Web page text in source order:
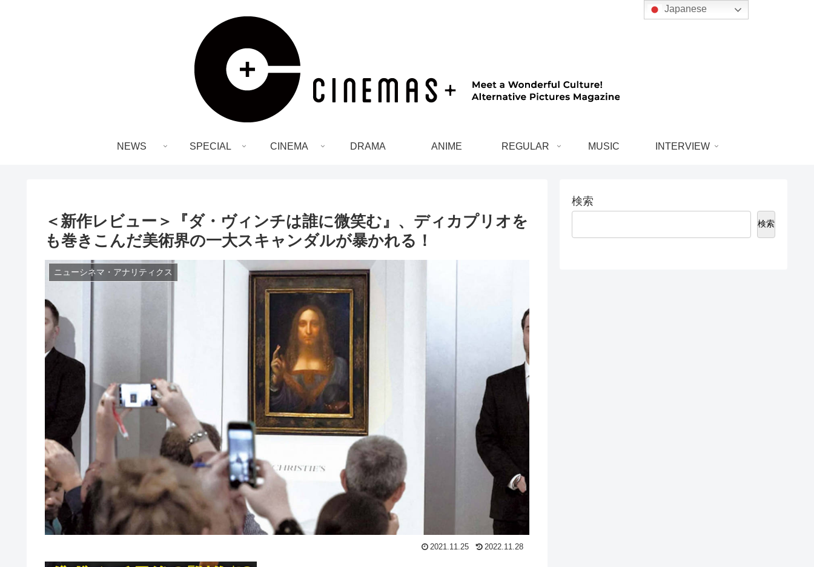
NEWS SPECIAL CINEMA DRAMA ANIME REGULAR MUSIC INTERVIEW
＜新作レビュー＞『ダ・ヴィンチは誰に微笑む』、ディカプリオを
も巻きこんだ美術界の一大スキャンダルが暴かれる！
ニューシネマ・アナリティクス
2021.11.25 2022.11.28
検索
検索
Japanese